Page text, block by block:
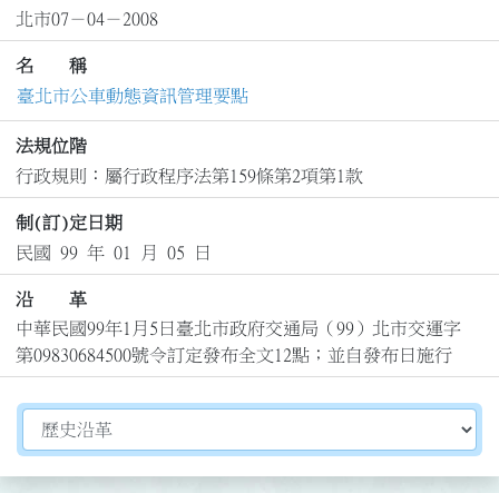
北市07－04－2008
名 稱
臺北市公車動態資訊管理要點
法規位階
行政規則：屬行政程序法第159條第2項第1款
制(訂)定日期
民國 99 年 01 月 05 日
沿 革
中華民國99年1月5日臺北市政府交通局（99）北市交運字
第09830684500號令訂定發布全文12點；並自發布日施行
切換選擇法規資訊內容